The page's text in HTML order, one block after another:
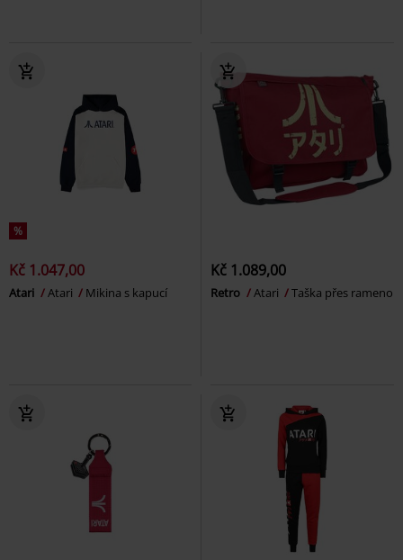
%
Kč 1.047,00
Atari Atari Mikina s kapucí
Kč 1.089,00
Retro Atari Taška přes rameno